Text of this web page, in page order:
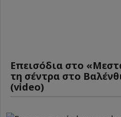
Επεισόδια στο
τη σέντρα στο
(video)